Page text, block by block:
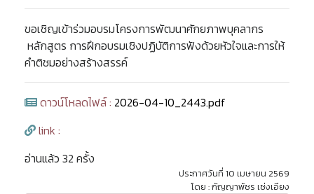
ขอเชิญเข้าร่วมอบรมโครงการพัฒนาศักยภาพบุคลากร
หลักสูตร การฝึกอบรมเชิงปฏิบัติการฟังด้วยหัวใจและการให้
คำติชมอย่างสร้างสรรค์
ดาวน์โหลดไฟล์ : 2026-04-10_2443.pdf
link :
อ่านแล้ว 32 ครั้ง
ประกาศวันที่ 10 เมษายน 2569
โดย : กัญญาพัชร เซ่งเอียง